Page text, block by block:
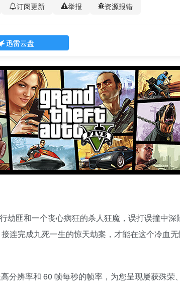
订阅更新 举报 资源报错
迅雷云盘
劫匪和一个丧心病狂的杀人狂魔，误打误撞中
连完成九死一生的惊天劫案，才能在这个冷血
分辨率和 60 帧每秒的帧率，为您呈现屡获殊